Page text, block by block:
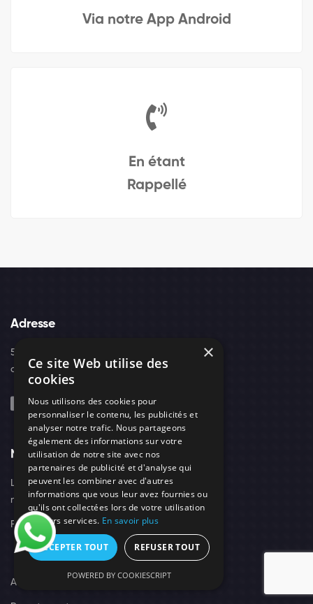
Via notre App Android
En étant
Rappellé
Adresse
52, boulevard d'Arras - 42300 - Roanne
contact@needs-protect.fr
Navigation
Les
nuisibles
Tarifs
F.A.Q
Qui
Actus
Suivez-Nous
×
Ce site Web utilise des
cookies
Nous utilisons des cookies pour
personnaliser le contenu, les publicités et
analyser notre trafic. Nous partageons
également des informations sur votre
utilisation de notre site avec nos
partenaires de publicité et d'analyse qui
peuvent les combiner avec d'autres
informations que vous leur avez fournies ou
qu'ils ont collectées lors de votre utilisation
de leurs services. En savoir plus
ACCEPTER TOUT REFUSER TOUT
POWERED BY COOKIESCRIPT